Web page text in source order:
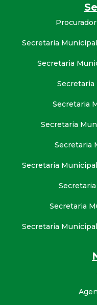
Secretaria
Secretaria
Secretaria
Secretaria
Secretaria
Secretaria
Secretaria
Secretaria
Secretaria